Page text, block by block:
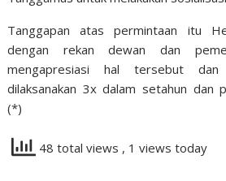
Tanggapan atas permintaan itu
dengan rekan dewan dan
mengapresiasi hal tersebut dan
dilaksanakan 3x dalam setahun dan
(*)
48 total views , 1 views today